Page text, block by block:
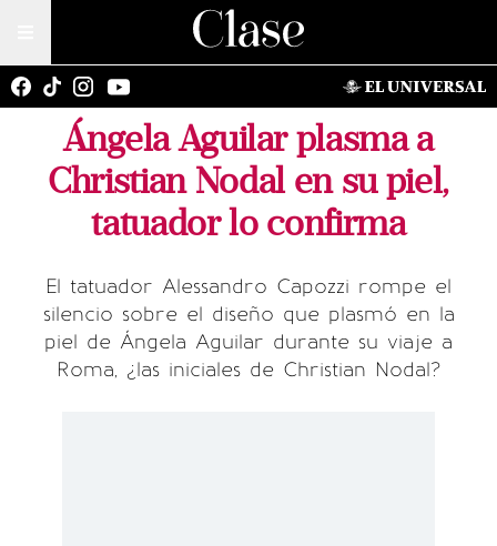
Ángela Aguilar plasma a
Christian Nodal en su piel,
tatuador lo confirma
El tatuador Alessandro Capozzi rompe el
silencio sobre el diseño que plasmó en la
piel de Ángela Aguilar durante su viaje a
Roma, ¿las iniciales de Christian Nodal?